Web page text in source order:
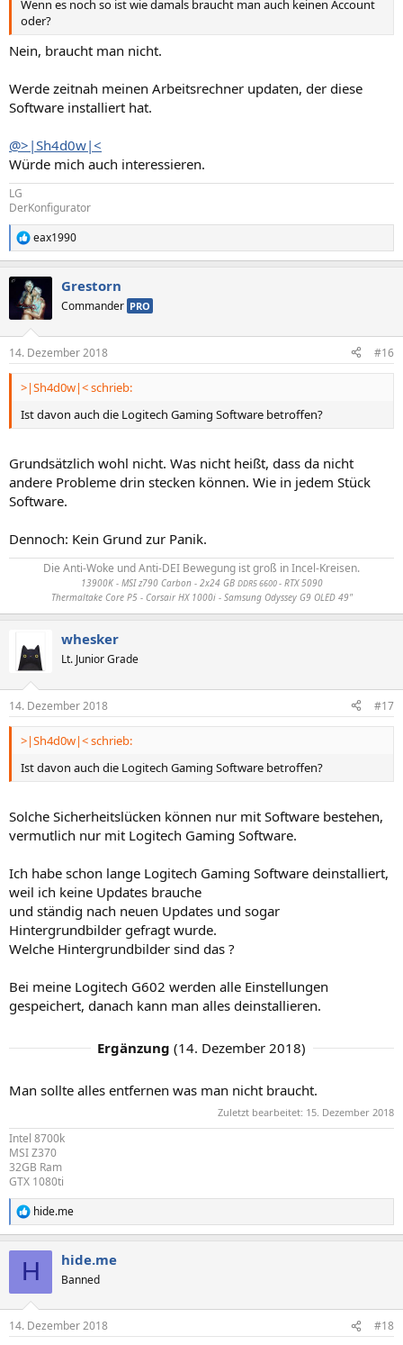
Wenn es noch so ist wie damals braucht man auch keinen Account
oder?
Nein, braucht man nicht.
Werde zeitnah meinen Arbeitsrechner updaten, der diese
Software installiert hat.
@>|Sh4d0w|<
Würde mich auch interessieren.
LG
DerKonfigurator
R
e
t
i
e
n
eax1990
Grestorn
Commander PRO
14. Dezember 2018 #16
>|Sh4d0w|< schrieb:
Ist davon auch die Logitech Gaming Software betroffen?
Grundsätzlich wohl nicht. Was nicht heißt, dass da nicht
andere Probleme drin stecken können. Wie in jedem Stück
Software.
Dennoch: Kein Grund zur Panik.
Die Anti-Woke und Anti-DEI Bewegung ist groß in Incel-Kreisen.
13900K - MSI z790 Carbon - 2x24 GB DDR5 6600- RTX 5090
Thermaltake Core P5 - Corsair HX 1000i - Samsung Odyssey G9 OLED 49"
whesker
Lt. Junior Grade
14. Dezember 2018 #17
>|Sh4d0w|< schrieb:
Ist davon auch die Logitech Gaming Software betroffen?
Solche Sicherheitslücken können nur mit Software bestehen,
vermutlich nur mit Logitech Gaming Software.
Ich habe schon lange Logitech Gaming Software deinstalliert,
weil ich keine Updates brauche
und ständig nach neuen Updates und sogar
Hintergrundbilder gefragt wurde.
Welche Hintergrundbilder sind das ?
Bei meine Logitech G602 werden alle Einstellungen
gespeichert, danach kann man alles deinstallieren.
Ergänzung (14. Dezember 2018)
Man sollte alles entfernen was man nicht braucht.
Zuletzt bearbeitet: 15. Dezember 2018
Intel 8700k
MSI Z370
32GB Ram
GTX 1080ti
R
e
e
hide.me
H hide.me
Banned
14. Dezember 2018 #18